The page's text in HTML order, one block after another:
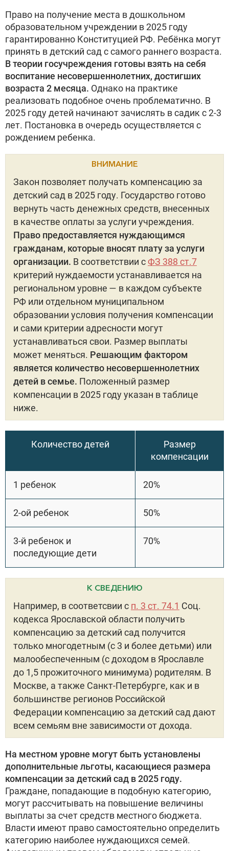
Право на получение места в дошкольном
образовательном учреждении в 2025 году
гарантированно Конституцией РФ. Ребёнка могут
принять в детский сад с самого раннего возраста.
В теории госучреждения готовы взять на себя
воспитание несовершеннолетних, достигших
возраста 2 месяца. Однако на практике
реализовать подобное очень проблематично. В
2025 году детей начинают зачислять в садик с 2-3
лет. Постановка в очередь осуществляется с
рождением ребенка.
ВНИМАНИЕ
Закон позволяет получать компенсацию за
детский сад в 2025 году. Государство готово
вернуть часть денежных средств, внесенных
в качестве оплаты за услуги учреждения.
Право предоставляется нуждающимся
гражданам, которые вносят плату за услуги
организации. В соответствии сФЗ 388 ст.7
критерий нуждаемости устанавливается на
региональном уровне — в каждом субъекте
РФ или отдельном муниципальном
образовании условия получения компенсации
и сами критерии адресности могут
устанавливаться свои. Размер выплаты
может меняться. Решающим фактором
является количество несовершеннолетних
детей в семье. Положенный размер
компенсации в 2025 году указан в таблице
ниже.
Количество детей
Размер
компенсации
1 ребенок 20%
2-ой ребенок 50%
3-й ребенок и
последующие дети
70%
К СВЕДЕНИЮ
Например, в соответсвии с п. 3 ст. 74.1 Соц.
кодекса Ярославской области получить
компенсацию за детский сад получится
только многодетным (с 3 и более детьми) или
малообеспеченным (с доходом в Ярославле
до 1,5 прожиточного минимума) родителям. В
Москве, а также Санкт-Петербурге, как и в
большинстве регионов Российской
Федерации компенсацию за детский сад дают
всем семьям вне зависимости от дохода.
На местном уровне могут быть установлены
дополнительные льготы, касающиеся размера
компенсации за детский сад в 2025 году.
Граждане, попадающие в подобную категорию,
могут рассчитывать на повышение величины
выплаты за счет средств местного бюджета.
Власти имеют право самостоятельно определить
категорию наиболее нуждающихся семей.